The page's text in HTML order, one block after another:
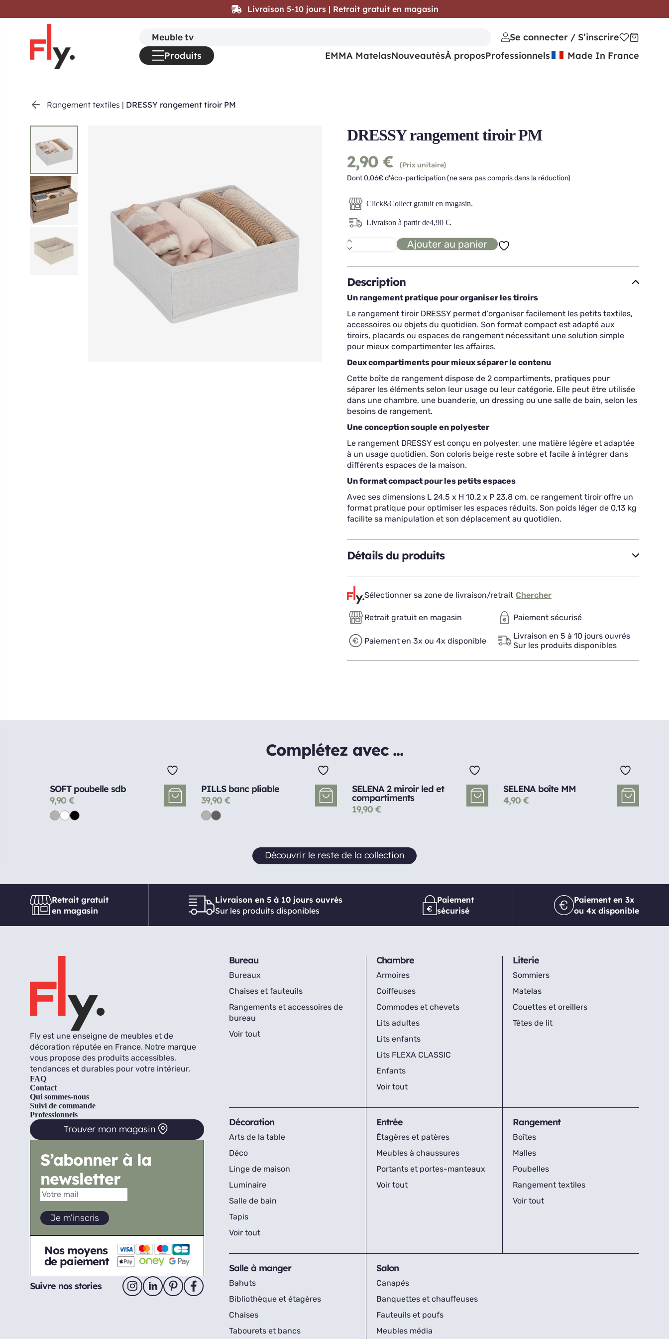
Rangement textiles | DRESSY rangement tiroir PM
DRESSY rangement tiroir PM
2,90 €
(Prix unitaire)
Dont 0,06€ d'éco-participation (ne sera pas compris dans la réduction)
Click&Collect gratuit en magasin.
Livraison à partir de4,90 €.
quantité
de
rangement
tiroir
PM
Ajouter au panier
Description
Un rangement pratique pour organiser les tiroirs
Le rangement tiroir DRESSY permet d’organiser facilement les petits textiles,
accessoires ou objets du quotidien. Son format compact est adapté aux
tiroirs, placards ou espaces de rangement nécessitant une solution simple
pour mieux compartimenter les affaires.
Deux compartiments pour mieux séparer le contenu
Cette boîte de rangement dispose de 2 compartiments, pratiques pour
séparer les éléments selon leur usage ou leur catégorie. Elle peut être utilisée
dans une chambre, une buanderie, un dressing ou une salle de bain, selon les
besoins de rangement.
Une conception souple en polyester
Le rangement DRESSY est conçu en polyester, une matière légère et adaptée
à un usage quotidien. Son coloris beige reste sobre et facile à intégrer dans
différents espaces de la maison.
Un format compact pour les petits espaces
Avec ses dimensions L 24,5 x H 10,2 x P 23,8 cm, ce rangement tiroir offre un
format pratique pour optimiser les espaces réduits. Son poids léger de 0,13 kg
facilite sa manipulation et son déplacement au quotidien.
Détails du produits
Sélectionner sa zone de livraison/retrait Chercher
Retrait gratuit en magasin Paiement sécurisé
Paiement en 3x ou 4x disponible
Livraison en 5 à 10 jours ouvrés
Sur les produits disponibles
Complétez avec ...
SOFT poubelle sdb
9,90 €
PILLS banc pliable
39,90 €
SELENA 2 miroir led et
compartiments
19,90 €
SELENA boîte MM
4,90 €
Découvrir le reste de la collection
Retrait gratuit
en magasin
Livraison en 5 à 10 jours ouvrés
Sur les produits disponibles
Paiement
sécurisé
Paiement en 3x
ou 4x disponible
Fly est une enseigne de meubles et de
décoration réputée en France. Notre marque
vous propose des produits accessibles,
tendances et durables pour votre intérieur.
FAQ
Contact
Qui sommes-nous
Suivi de commande
Professionnels
Trouver mon magasin
S’abonner à la
newsletter
Nos moyens
de paiement
Suivre nos stories
Bureau
Bureaux
Chaises et fauteuils
Rangements et accessoires de
bureau
Voir tout
Chambre
Armoires
Coiffeuses
Commodes et chevets
Lits adultes
Lits enfants
Lits FLEXA CLASSIC
Enfants
Voir tout
Literie
Sommiers
Matelas
Couettes et oreillers
Têtes de lit
Décoration
Arts de la table
Déco
Linge de maison
Luminaire
Salle de bain
Tapis
Voir tout
Entrée
Étagères et patères
Meubles à chaussures
Portants et portes-manteaux
Voir tout
Rangement
Boîtes
Malles
Poubelles
Rangement textiles
Voir tout
Salle à manger
Bahuts
Bibliothèque et étagères
Chaises
Tabourets et bancs
Salon
Canapés
Banquettes et chauffeuses
Fauteuils et poufs
Meubles média
Livraison 5-10 jours | Retrait gratuit en magasin
Search
for:
Se connecter / S’inscrire
Produits
EMMA MatelasNouveautésÀ proposProfessionnels Made In France